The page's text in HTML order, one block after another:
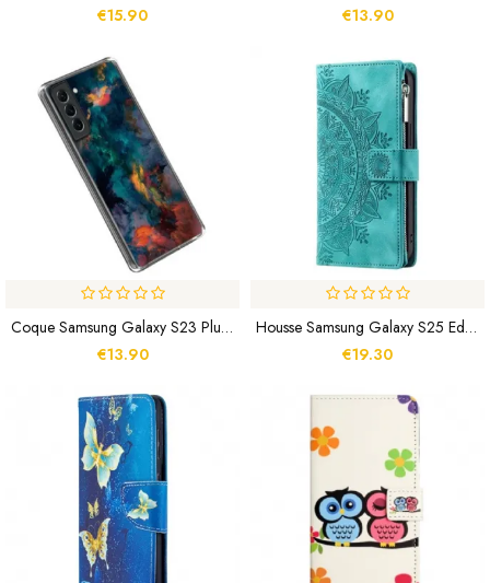
€15.90
€13.90
Coque Samsung Galaxy S23 Plus 5G Nuages Colorés
€13.90
Housse Samsung Galaxy S25 Edge Portefeuille Effet Daim Mandala
€19.30